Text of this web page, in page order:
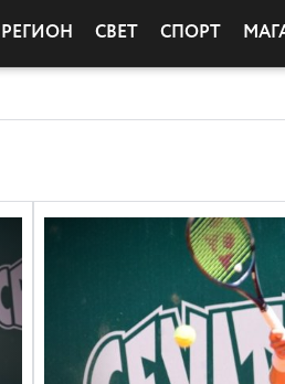
РЕГИОН СВЕТ СПОРТ